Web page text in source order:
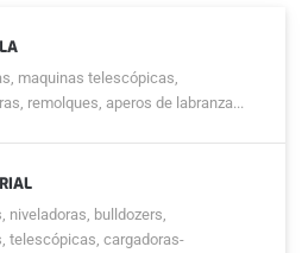
maquinas telescópicas,
remolques, aperos de labranza...
niveladoras, bulldozers,
telescópicas, cargadoras-